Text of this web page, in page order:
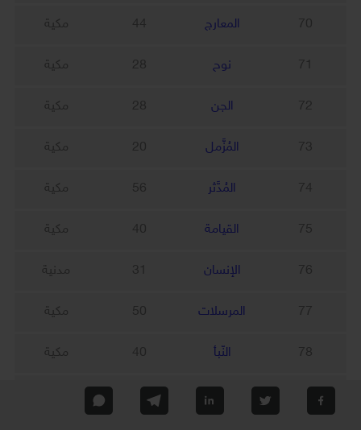
70 المعارج 44 مكية
71 نوح 28 مكية
72 الجن 28 مكية
73 المُزَّمل 20 مكية
74 المُدَّثر 56 مكية
75 القيامة 40 مكية
76 الإنسان 31 مدنية
77 المرسلات 50 مكية
78 النّبأ 40 مكية
79 النّازعات 46